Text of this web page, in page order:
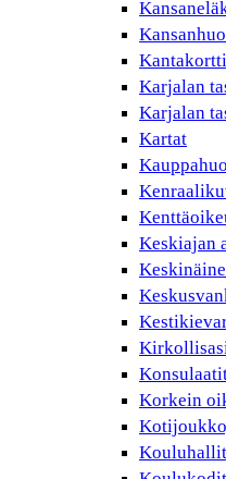
Kantakortti
Karjalan
Karjalan
Kartat
Keskiajan
Korkein